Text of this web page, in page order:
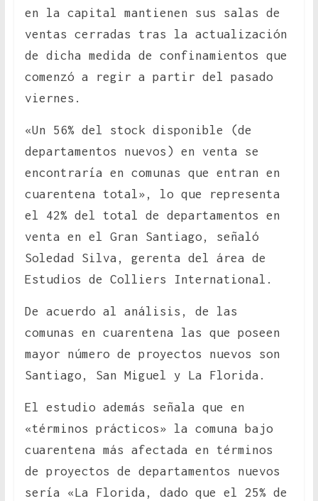
en la capital mantienen sus salas de
ventas cerradas tras la actualización
de dicha medida de confinamientos que
comenzó a regir a partir del pasado
viernes.
«Un 56% del stock disponible (de
departamentos nuevos) en venta se
encontraría en comunas que entran en
cuarentena total», lo que representa
el 42% del total de departamentos en
venta en el Gran Santiago, señaló
Soledad Silva, gerenta del área de
Estudios de Colliers International.
De acuerdo al análisis, de las
comunas en cuarentena las que poseen
mayor número de proyectos nuevos son
Santiago, San Miguel y La Florida.
El estudio además señala que en
«términos prácticos» la comuna bajo
cuarentena más afectada en términos
de proyectos de departamentos nuevos
sería «La Florida, dado que el 25% de